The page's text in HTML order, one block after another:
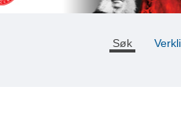
Søk